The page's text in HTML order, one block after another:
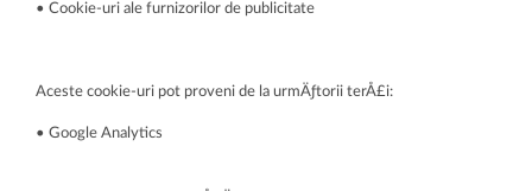
• Cookie-uri ale furnizorilor de publicitate
Aceste cookie-uri pot proveni de la urmÄƒtorii terÅ£i:
• Google Analytics